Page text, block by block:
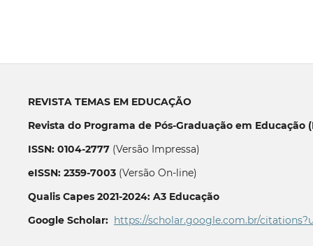
REVISTA TEMAS EM EDUCAÇÃO
Revista do Programa de Pós-Graduação em Educação
ISSN: 0104-2777(Versão Impressa)
eISSN: 2359-7003(Versão On-line)
Qualis Capes 2021-2024: A3 Educação
Google Scholar: https://scholar.google.com.br/